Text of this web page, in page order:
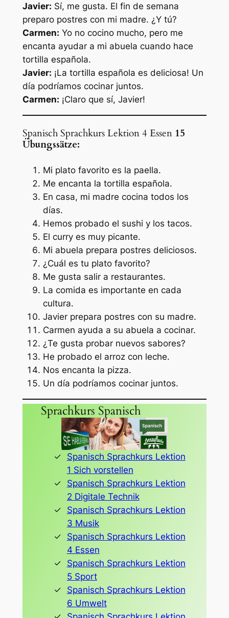
Javier: Sí, me gusta. El fin de semana
preparo postres con mi madre. ¿Y tú?
Carmen: Yo no cocino mucho, pero me
encanta ayudar a mi abuela cuando hace
tortilla española.
Javier: ¡La tortilla española es deliciosa! Un
día podríamos cocinar juntos.
Carmen: ¡Claro que sí, Javier!
Spanisch Sprachkurs Lektion 4 Essen 15
Übungssätze:
Mi plato favorito es la paella.
Me encanta la tortilla española.
En casa, mi madre cocina todos los
días.
Hemos probado el sushi y los tacos.
El curry es muy picante.
Mi abuela prepara postres deliciosos.
¿Cuál es tu plato favorito?
Me gusta salir a restaurantes.
La comida es importante en cada
cultura.
Javier prepara postres con su madre.
Carmen ayuda a su abuela a cocinar.
¿Te gusta probar nuevos sabores?
He probado el arroz con leche.
Nos encanta la pizza.
Un día podríamos cocinar juntos.
Sprachkurs Spanisch
Spanisch Sprachkurs Lektion
1 Sich vorstellen
Spanisch Sprachkurs Lektion
2 Digitale Technik
Spanisch Sprachkurs Lektion
3 Musik
Spanisch Sprachkurs Lektion
4 Essen
Spanisch Sprachkurs Lektion
5 Sport
Spanisch Sprachkurs Lektion
6 Umwelt